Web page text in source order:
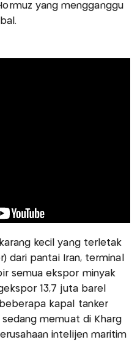
yang mengganggu
kecil yang terletak
dari pantai Iran, terminal
semua ekspor minyak
13,7 juta barel
kapal tanker
memuat di Kharg
intelijen maritim